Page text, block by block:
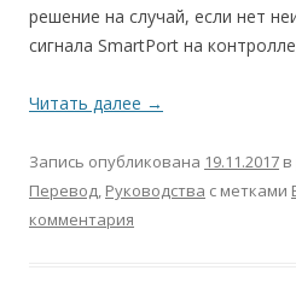
решение на случай, если нет
сигнала SmartPort на
Читать далее →
Запись опубликована 19.11.2017
Перевод, Руководства с метками
комментария